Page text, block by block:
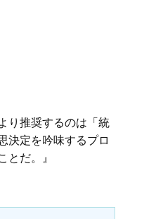
り推奨するのは「統
決定を吟味するプロ
とだ。』